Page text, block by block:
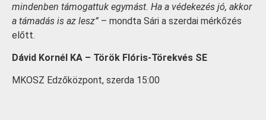
mindenben támogattuk egymást. Ha a védekezés jó, akkor
a támadás is az lesz” – mondta Sári a szerdai mérkőzés
előtt.
Dávid Kornél KA – Török Flóris-Törekvés SE
MKOSZ Edzőközpont, szerda 15:00